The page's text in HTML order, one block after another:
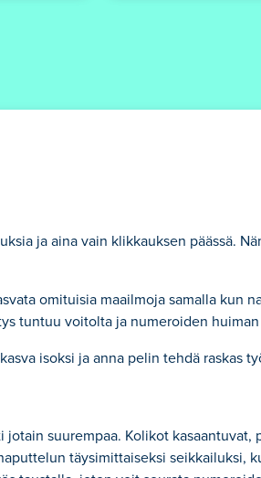
ja aina vain klikkauksen päässä.
omituisia maailmoja samalla kun
tuntuu voitolta ja numeroiden
isoksi ja anna pelin tehdä raskas
suurempaa. Kolikot
täysimittaiseksi seikkailuksi,